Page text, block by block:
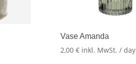
Vase Amanda
2,00 € inkl. MwSt. / day